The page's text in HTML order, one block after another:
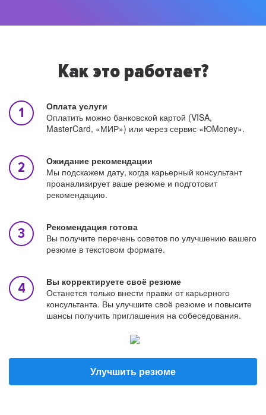
Как это работает?
Оплата услуги
Оплатить можно банковской картой (VISA,
MasterCard, «МИР») или через сервис «ЮMoney».
Ожидание рекомендации
Мы подскажем дату, когда карьерный консультант
проанализирует ваше резюме и подготовит
рекомендацию.
Рекомендация готова
Вы получите перечень советов по улучшению вашего
резюме в текстовом формате.
Вы корректируете своё резюме
Останется только внести правки от карьерного
консультанта. Вы улучшите своё резюме и повысите
шансы получить приглашения на собеседования.
Улучшить резюме